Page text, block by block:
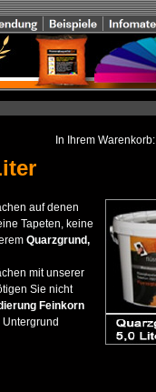
In Ihrem Warenkorb:
auf denen
Tapeten, keine
Quarzgrund,
mit unserer
Sie nicht
Feinkorn